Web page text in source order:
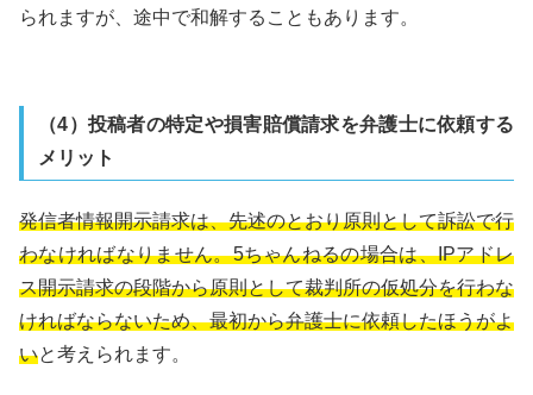
られますが、途中で和解することもあります。
（4）投稿者の特定や損害賠償請求を弁護士に依頼する
メリット
発信者情報開示請求は、先述のとおり原則として訴訟で行
わなければなりません。5ちゃんねるの場合は、IPアドレ
ス開示請求の段階から原則として裁判所の仮処分を行わな
ければならないため、最初から弁護士に依頼したほうがよ
いと考えられます。